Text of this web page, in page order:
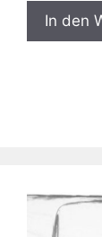
In den